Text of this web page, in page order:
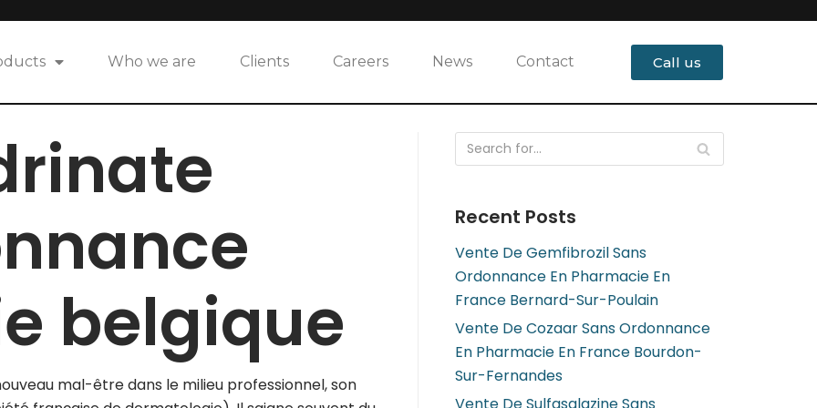
Who we are Clients Careers News Contact Call us
belgique
mal-être dans le milieu professionnel, son
Recent Posts
Vente De Gemfibrozil Sans
Ordonnance En Pharmacie En
France Bernard-Sur-Poulain
Vente De Cozaar Sans Ordonnance
En Pharmacie En France Bourdon-
Sur-Fernandes